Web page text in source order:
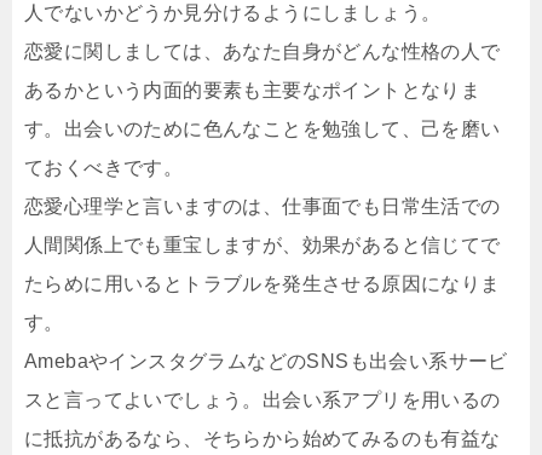
人でないかどうか見分けるようにしましょう。
恋愛に関しましては、あなた自身がどんな性格の人で
あるかという内面的要素も主要なポイントとなりま
す。出会いのために色んなことを勉強して、己を磨い
ておくべきです。
恋愛心理学と言いますのは、仕事面でも日常生活での
人間関係上でも重宝しますが、効果があると信じてで
たらめに用いるとトラブルを発生させる原因になりま
す。
AmebaやインスタグラムなどのSNSも出会い系サービ
スと言ってよいでしょう。出会い系アプリを用いるの
に抵抗があるなら、そちらから始めてみるのも有益な